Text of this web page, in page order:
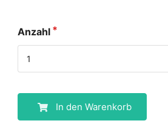
Anzahl
In den Warenkorb